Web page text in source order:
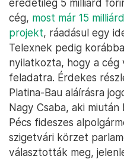
eredetileg 5 milliárd
cég, most már 15
projekt, ráadásul egy
Telexnek pedig
nyilatkozta, hogy a cég
feladatra. Érdekes
Platina-Bau aláírásra
Nagy Csaba, aki
Pécs fideszes
szigetvári körzet
választották meg,